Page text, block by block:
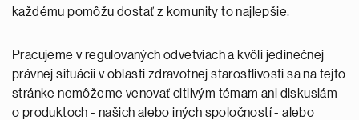
každému pomôžu dostať z komunity to najlepšie.
Pracujeme v regulovaných odvetviach a kvôli jedinečnej
právnej situácii v oblasti zdravotnej starostlivosti sa na tejto
stránke nemôžeme venovať citlivým témam ani diskusiám
o produktoch - našich alebo iných spoločností - alebo